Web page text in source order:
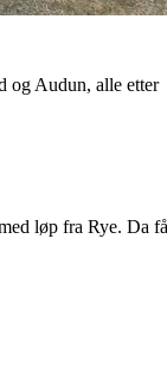
og Audun, alle etter
løp fra Rye. Da